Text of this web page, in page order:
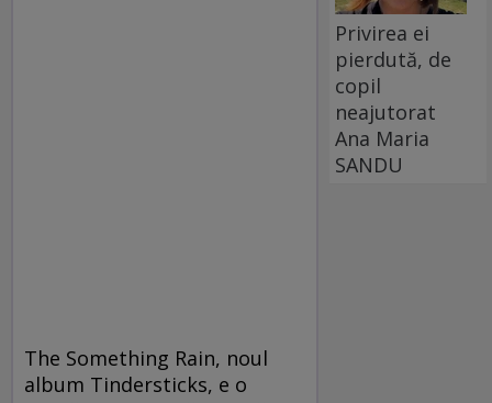
The Something Rain, noul
album Tindersticks, e o
Privirea ei
pierdută, de
copil
neajutorat
Ana Maria
SANDU